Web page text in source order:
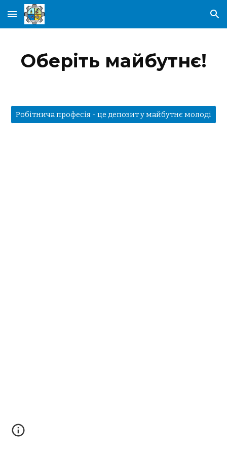
Skip to main content Skip to navigation
Оберіть майбутнє!
Робітнича професія - це депозит у майбутнє молоді